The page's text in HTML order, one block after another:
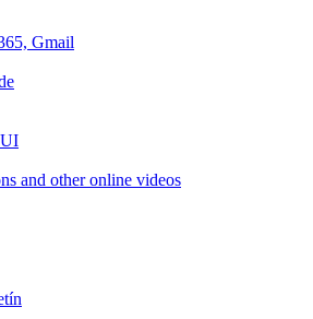
Gmail
and other online videos